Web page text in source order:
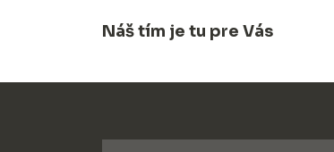
Náš tím je tu pre Vás